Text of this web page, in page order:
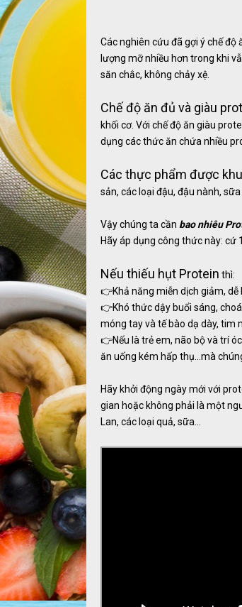
Các nghiên cứu đã gợi ý chế
lượng mỡ nhiều hơn trong khi
săn chắc, không chảy xệ.
Chế độ ăn đủ và giàu
khối cơ. Với chế độ ăn giàu
dụng các thức ăn chứa nhiều
Các thực phẩm được
sản, các loại đậu, đậu nành,
Vậy chúng ta cần bao nhiêu
Hãy áp dụng công thức này:
Nếu thiếu hụt Protein thì:
👉Khả năng miễn dịch giảm, dễ
👉Khó thức dậy buổi sáng,
móng tay và tế bào dạ dày, tim
👉Nếu là trẻ em, não bộ và trí
ăn uống kém hấp thụ…mà
Hãy khởi động ngày mới với
gian hoặc không phải là một
Lan, các loại quả, sữa...